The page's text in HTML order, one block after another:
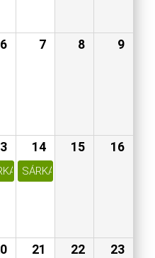
6 7 8 9
14 15 16
SZENT GYÖRGY
SÁRKÁNYÖLŐ SZENT
21 22 23